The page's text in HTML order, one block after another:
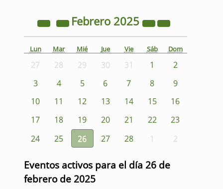
Febrero 2025
Lun Mar Mié Jue Vie Sáb Dom
27 28 29 30 31 1
2
3
4 5 6 7 8
9
10
11 12 13 14 15
16
17
18 19 20 21 22
23
24
25 26 27 28 1 2
Eventos activos para el día 26 de
febrero de 2025